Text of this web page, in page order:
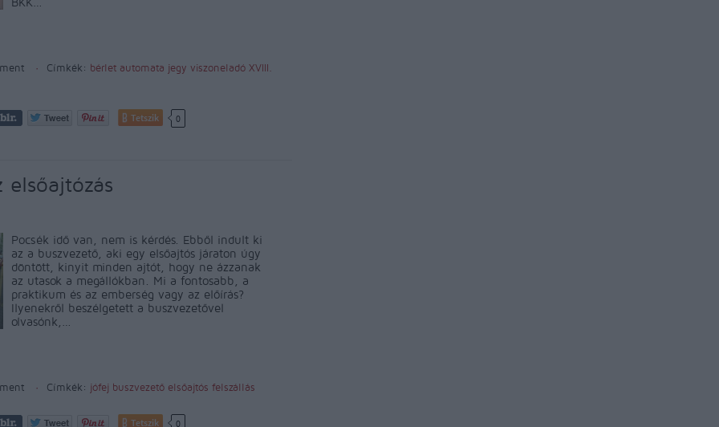
Címkék: bérlet automata jegy viszoneladó XVIII.
Tetszik 0
elsőajtózás
Pocsék idő van, nem is kérdés. Ebből indult ki
az a buszvezető, aki egy elsőajtós járaton úgy
döntött, kinyit minden ajtót, hogy ne ázzanak
az utasok a megállókban. Mi a fontosabb, a
praktikum és az emberség vagy az előírás?
Ilyenekről beszélgetett a buszvezetővel
olvasónk,…
Címkék: jófej buszvezető elsőajtós felszállás
Tetszik 0